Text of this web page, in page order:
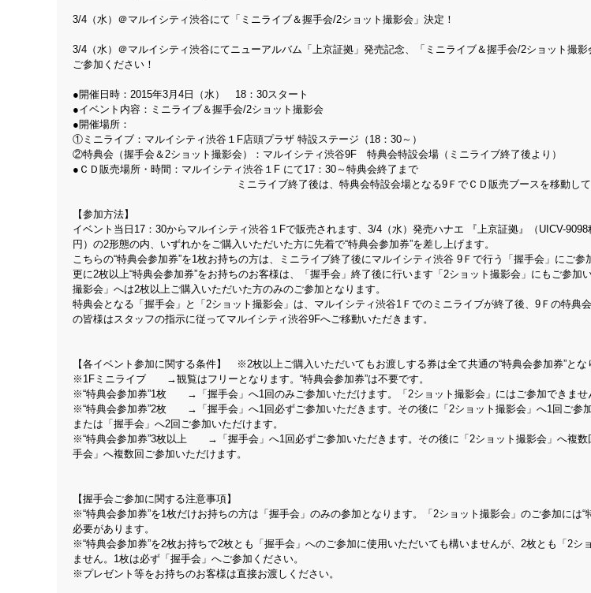
3/4（水）＠マルイシティ渋谷にて「ミニライブ＆握手会/2ショット撮影会」決定！
3/4（水）＠マルイシティ渋谷にてニューアルバム「上京証拠」発売記念、「ミニライブ＆握手会/2ショット撮
ご参加ください！
●開催日時：2015年3月4日（水） 18：30スタート
●イベント内容：ミニライブ＆握手会/2ショット撮影会
●開催場所：
①ミニライブ：マルイシティ渋谷１F店頭プラザ 特設ステージ（18：30～）
②特典会（握手会＆2ショット撮影会）：マルイシティ渋谷9F 特典会特設会場（ミニライブ終了後より）
●ＣＤ販売場所・時間：マルイシティ渋谷１F にて17：30～特典会終了まで
ミニライブ終了後は、特典会特設会場となる9ＦでＣＤ販売ブースを移動して引き
【参加方法】
イベント当日17：30からマルイシティ渋谷１Fで販売されます、3/4（水）発売ハナエ 『上京証拠』（UICV-
円）の2形態の内、いずれかをご購入いただいた方に先着で“特典会参加券”を差し上げます。
こちらの“特典会参加券”を1枚お持ちの方は、ミニライブ終了後にマルイシティ渋谷 9Ｆで行う「握手会」にご参
更に2枚以上“特典会参加券”をお持ちのお客様は、「握手会」終了後に行います「2ショット撮影会」にもご参加
撮影会」へは2枚以上ご購入いただいた方のみのご参加となります。
特典会となる「握手会」と「2ショット撮影会」は、マルイシティ渋谷1Ｆでのミニライブが終了後、9Ｆの特典
の皆様はスタッフの指示に従ってマルイシティ渋谷9Fへご移動いただきます。
【各イベント参加に関する条件】 ※2枚以上ご購入いただいてもお渡しする券は全て共通の“特典会参加券”とな
※1Fミニライブ →観覧はフリーとなります。“特典会参加券”は不要です。
※“特典会参加券”1枚 →「握手会」へ1回のみご参加いただけます。「2ショット撮影会」にはご参加できませ
※“特典会参加券”2枚 →「握手会」へ1回必ずご参加いただきます。その後に「2ショット撮影会」へ1回ご参加
または「握手会」へ2回ご参加いただけます。
※“特典会参加券”3枚以上 →「握手会」へ1回必ずご参加いただきます。その後に「2ショット撮影会」へ複数
手会」へ複数回ご参加いただけます。
【握手会ご参加に関する注意事項】
※“特典会参加券”を1枚だけお持ちの方は「握手会」のみの参加となります。「2ショット撮影会」のご参加には“
必要があります。
※“特典会参加券”を2枚お持ちで2枚とも「握手会」へのご参加に使用いただいても構いませんが、2枚とも「2シ
ません。1枚は必ず「握手会」へご参加ください。
※プレゼント等をお持ちのお客様は直接お渡しください。